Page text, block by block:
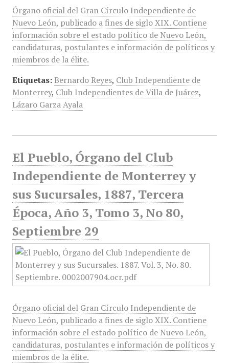
Órgano oficial del Gran Círculo Independiente de
Nuevo León, publicado a fines de siglo XIX. Contiene
información sobre el estado político de Nuevo León,
candidaturas, postulantes e información de políticos y
miembros de la élite.
Etiquetas: Bernardo Reyes, Club Independiente de
Monterrey, Club Independientes de Villa de Juárez,
Lázaro Garza Ayala
El Pueblo, Órgano del Club
Independiente de Monterrey y
sus Sucursales, 1887, Tercera
Época, Año 3, Tomo 3, No 80,
Septiembre 29
Órgano oficial del Gran Círculo Independiente de
Nuevo León, publicado a fines de siglo XIX. Contiene
información sobre el estado político de Nuevo León,
candidaturas, postulantes e información de políticos y
miembros de la élite.